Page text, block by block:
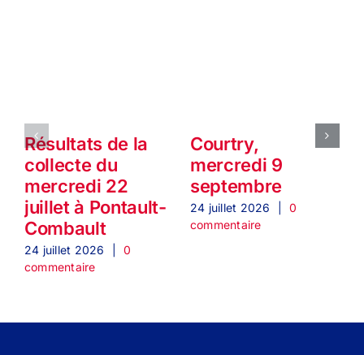
Résultats de la
collecte du
mercredi 22
juillet à Pontault-
Combault
24 juillet 2026
0
commentaire
Courtry,
mercredi 9
septembre
24 juillet 2026
0
commentaire